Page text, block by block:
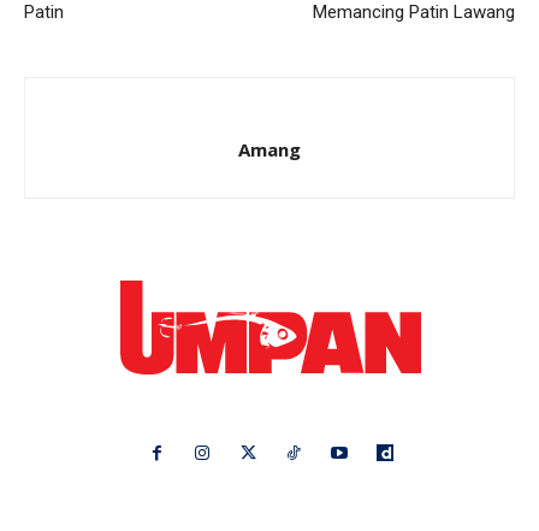
Patin
Memancing Patin Lawang
Amang